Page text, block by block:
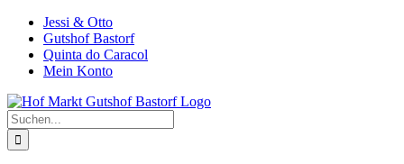
Zum
Inhalt
springen
Jessi & Otto
Gutshof Bastorf
Quinta do Caracol
Mein Konto
Suche
nach: